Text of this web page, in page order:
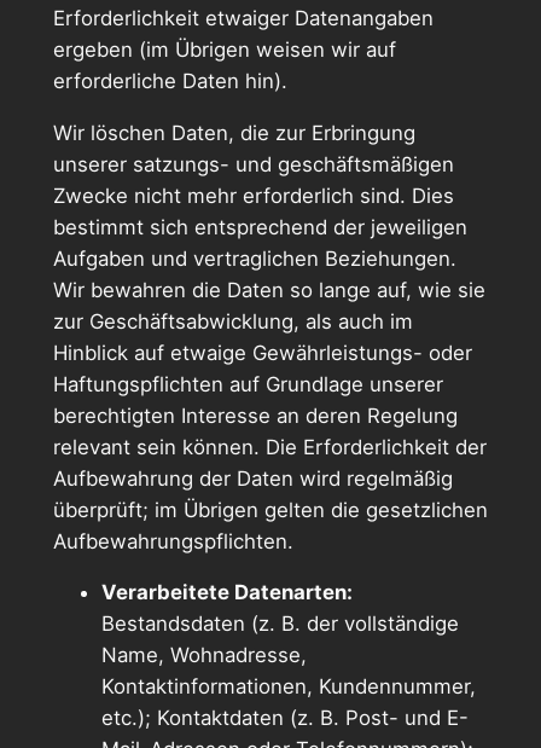
Erforderlichkeit etwaiger Datenangaben
ergeben (im Übrigen weisen wir auf
erforderliche Daten hin).
Wir löschen Daten, die zur Erbringung
unserer satzungs- und geschäftsmäßigen
Zwecke nicht mehr erforderlich sind. Dies
bestimmt sich entsprechend der jeweiligen
Aufgaben und vertraglichen Beziehungen.
Wir bewahren die Daten so lange auf, wie sie
zur Geschäftsabwicklung, als auch im
Hinblick auf etwaige Gewährleistungs- oder
Haftungspflichten auf Grundlage unserer
berechtigten Interesse an deren Regelung
relevant sein können. Die Erforderlichkeit der
Aufbewahrung der Daten wird regelmäßig
überprüft; im Übrigen gelten die gesetzlichen
Aufbewahrungspflichten.
Verarbeitete Datenarten:
Bestandsdaten (z. B. der vollständige
Name, Wohnadresse,
Kontaktinformationen, Kundennummer,
etc.); Kontaktdaten (z. B. Post- und E-